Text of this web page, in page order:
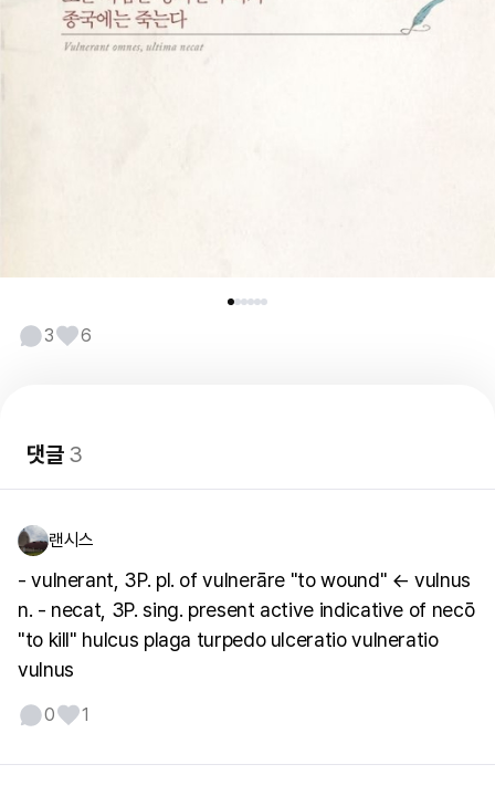
3 6
댓글3
랜시스
- vulnerant, 3P. pl. of vulnerāre "to wound" ← vulnus
n. - necat, 3P. sing. present active indicative of necō
"to kill" hulcus plaga turpedo ulceratio vulneratio
vulnus
0 1